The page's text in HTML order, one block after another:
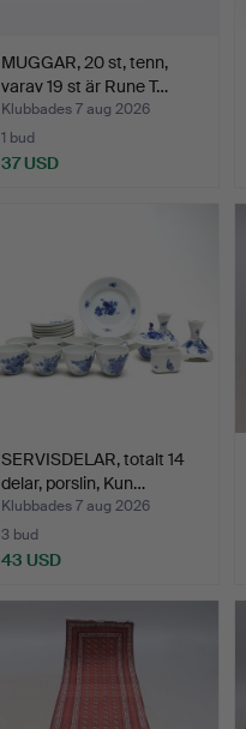
MUGGAR, 20 st, tenn,
varav 19 st är Rune T…
Klubbades 7 aug 2026
1 bud
37 USD
SERVISDELAR, totalt 14
delar, porslin, Kun…
Klubbades 7 aug 2026
3 bud
43 USD